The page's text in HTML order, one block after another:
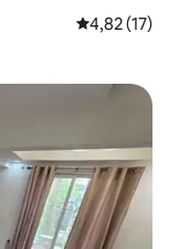
4,82 de uma
4,82 (17)